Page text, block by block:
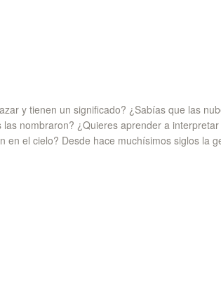
y tienen un significado? ¿Sabías que las
nombraron? ¿Quieres aprender a interpretar
en el cielo? Desde hace muchísimos siglos la